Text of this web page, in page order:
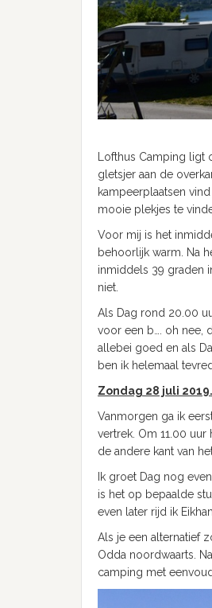
Lofthus Camping
gletsjer aan de
kampeerplaatsen
mooie plekjes te
Voor mij is het
behoorlijk warm. Na
inmiddels 39 graden
niet.
Als Dag rond 20.00
voor een b…. oh nee,
allebei goed en als
ben ik helemaal
Zondag 28 juli 2019.
Vanmorgen ga ik
vertrek. Om 11.00 uur
de andere kant van
Ik groet Dag nog
is het op bepaalde
even later rijd ik
Als je een alternatief
Odda noordwaarts.
camping met